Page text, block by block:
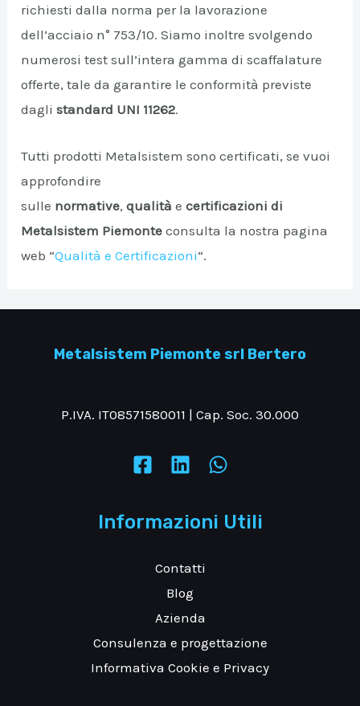
richiesti dalla norma per la lavorazione
dell’acciaio n° 753/10. Siamo inoltre svolgendo
numerosi test sull’intera gamma di scaffalature
offerte, tale da garantire le conformità previste
daglistandard UNI 11262.
Tutti prodotti Metalsistem sono certificati, se vuoi
approfondire
sulle normative, qualitàecertificazioni di
Metalsistem Piemonte consulta la nostra pagina
web “Qualità e Certificazioni“.
Metalsistem Piemonte srl Bertero
P.IVA. IT08571580011 | Cap. Soc. 30.000
Informazioni Utili
Contatti
Blog
Azienda
Consulenza e progettazione
Informativa Cookie e Privacy